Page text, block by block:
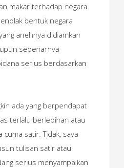
makar terhadap negara
bentuk negara
anehnya didiamkan
sebenarnya
serius berdasarkan
ada yang berpendapat
terlalu berlebihan atau
cuma satir. Tidak, saya
tulisan satir atau
serius menyampaikan